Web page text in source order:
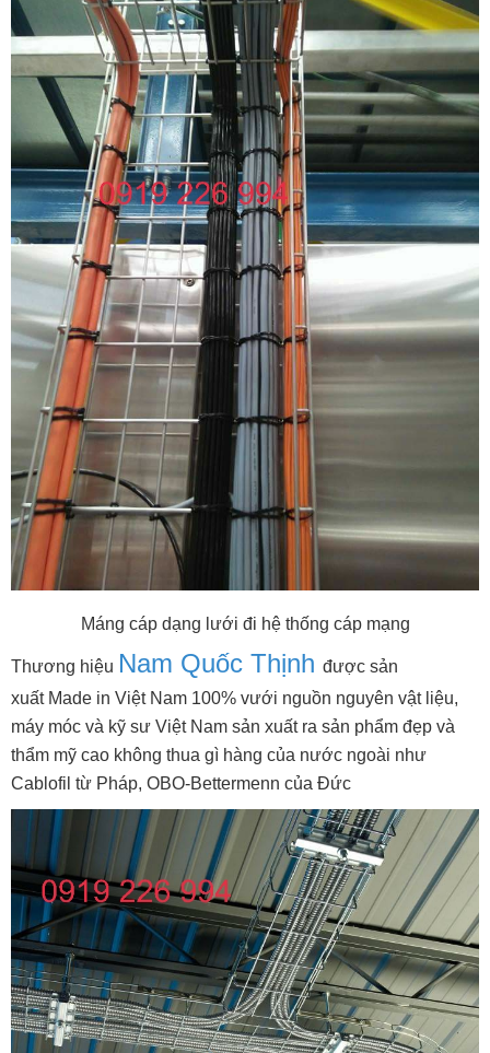
Máng cáp dạng lưới đi hệ thống cáp mạng
Thương hiệu Nam Quốc Thịnh được sản
xuấtMade in Việt Nam 100% vưới nguồn nguyên vật liệu,
máy móc và kỹ sư Việt Nam sản xuất ra sản phẩm đẹp và
thẩm mỹ cao không thua gì hàng của nước ngoài như
Cablofil từ Pháp, OBO-Bettermenn của Đức